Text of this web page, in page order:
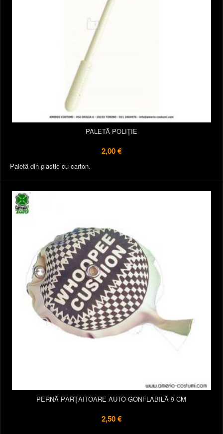
PALETĂ POLIȚIE
2,00 €
Paletă din plastic cu carton.
PERNĂ PÂRȚÂITOARE AUTO-GONFLABILĂ 9 CM
2,50 €